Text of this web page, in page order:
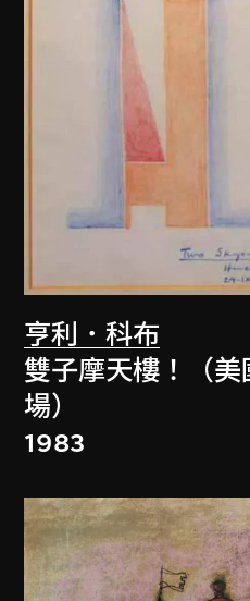
亨利．科布
雙子摩天樓！（
場）
1983